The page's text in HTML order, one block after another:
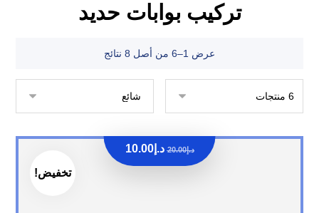
تركيب بوابات حديد
عرض 1–6 من أصل 8 نتائج
تخفيض!
د.إ20.00 د.إ10.00